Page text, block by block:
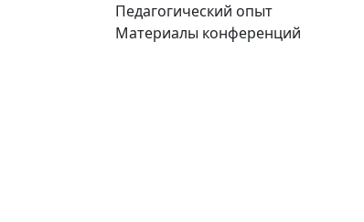
Педагогический опыт
Материалы конференций